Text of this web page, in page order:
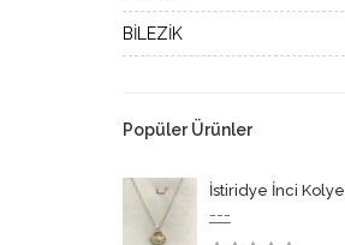
BİLEZİK
Popüler Ürünler
İstiridye İnci Kolye
---